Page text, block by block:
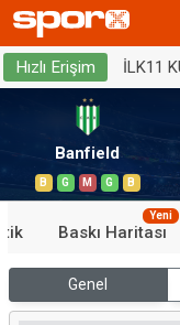
Hızlı Erişim İLK11
Banfield
B G M G B
Baskı Haritası
Yeni
Genel